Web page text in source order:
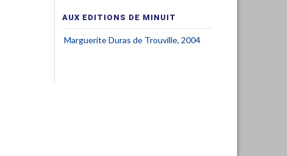
AUX EDITIONS DE MINUIT
Marguerite Duras de Trouville, 2004